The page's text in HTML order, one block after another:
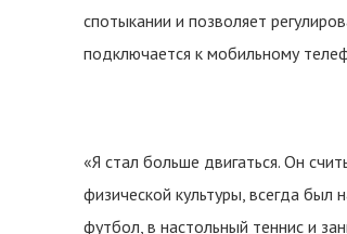
спотыкании и позволяет
подключается к мобильному
«Я стал больше двигаться. Он
физической культуры, всегда был
футбол, в настольный теннис и